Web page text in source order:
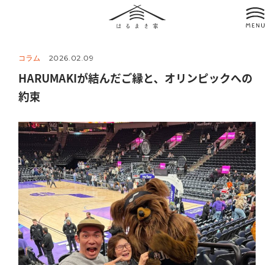
コラム 2026.02.09
HARUMAKIが結んだご縁と、オリンピックへの
約束